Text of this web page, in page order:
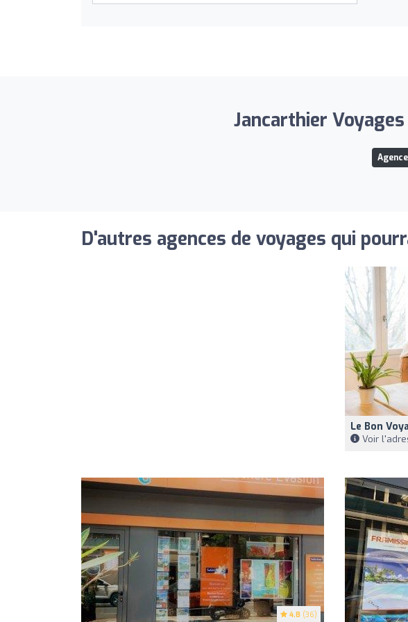
Jancarthier
D'autres agences de voyages qui
Le Bon
Voir
4.8 (36)